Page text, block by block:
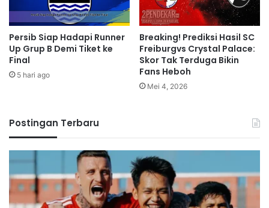
Persib Siap Hadapi Runner
Up Grup B Demi Tiket ke
Final
5 hari ago
Breaking! Prediksi Hasil SC
Freiburgvs Crystal Palace:
Skor Tak Terduga Bikin
Fans Heboh
Mei 4, 2026
Postingan Terbaru